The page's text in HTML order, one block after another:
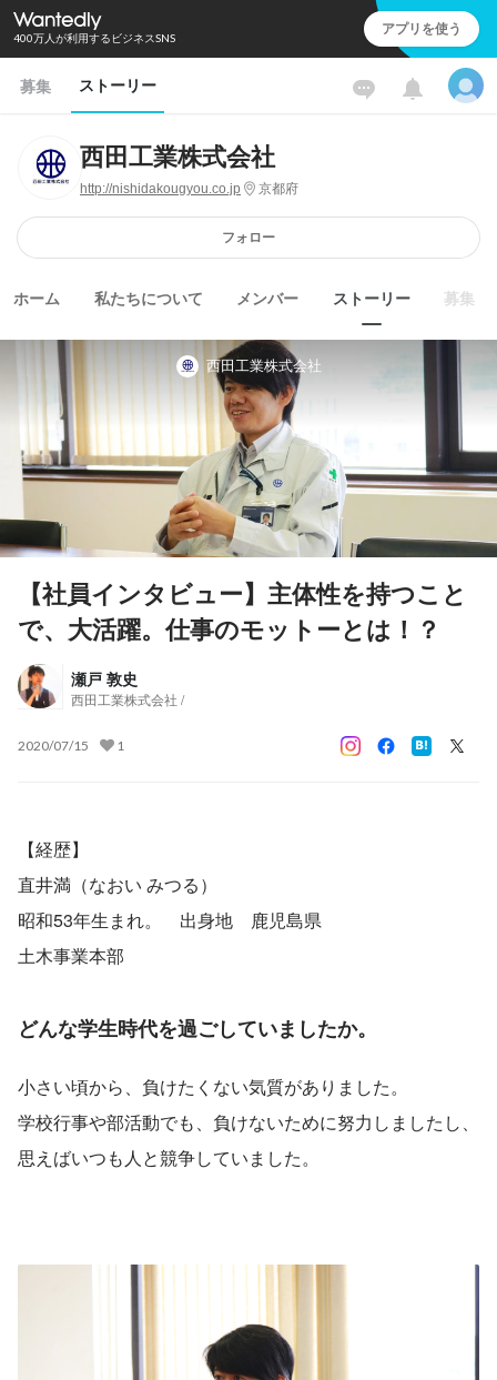
400万人が利用するビジネスSNS アプリを使う
募集 ストーリー
西田工業株式会社
http://nishidakougyou.co.jp 京都府
フォロー
ホーム 私たちについて メンバー ストーリー 募集
西田工業株式会社
【社員インタビュー】主体性を持つこと
で、大活躍。仕事のモットーとは！？
瀬戸 敦史
西田工業株式会社 /
2020/07/15 1
【経歴】
直井満（なおい みつる）
昭和53年生まれ。　出身地　鹿児島県
土木事業本部
どんな学生時代を過ごしていましたか。
小さい頃から、負けたくない気質がありました。
学校行事や部活動でも、負けないために努力しましたし、
思えばいつも人と競争していました。